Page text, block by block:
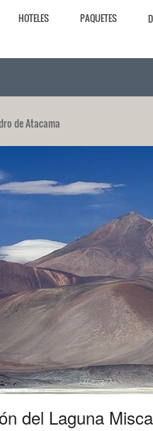
HOTELES PAQUETES
de Atacama
del Laguna